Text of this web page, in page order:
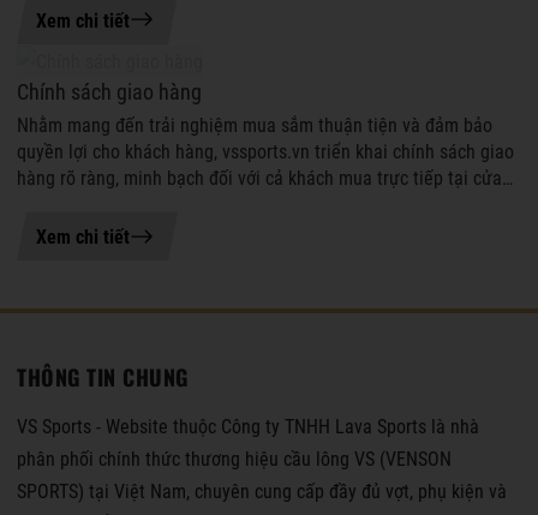
15-05-2026 16:17
Xem chi tiết
15-05-2026 16:04
Chính sách giao hàng
Nhằm mang đến trải nghiệm mua sắm thuận tiện và đảm bảo
quyền lợi cho khách hàng, vssports.vn triển khai chính sách giao
hàng rõ ràng, minh bạch đối với cả khách mua trực tiếp tại cửa
Xem chi tiết
THÔNG TIN CHUNG
VS Sports - Website thuộc Công ty TNHH Lava Sports là nhà
phân phối chính thức thương hiệu cầu lông VS (VENSON
SPORTS) tại Việt Nam, chuyên cung cấp đầy đủ vợt, phụ kiện và